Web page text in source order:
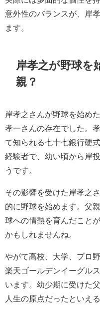
意外性のバランスが、岸
ます。
岸孝之が野球を
親？
岸孝之さんが野球を始め
孝一さんの存在でした。
て知られる七十七銀行硬
経験者で、幼い頃から岸
うです。
その影響を受けた岸孝之
的に野球を始めます。父
球への情熱を育んだこと
かもしれませんね。
やがて高校、大学、プロ
楽天ゴールデンイーグル
います。幼少期に受けた
人生の原点だったといえ